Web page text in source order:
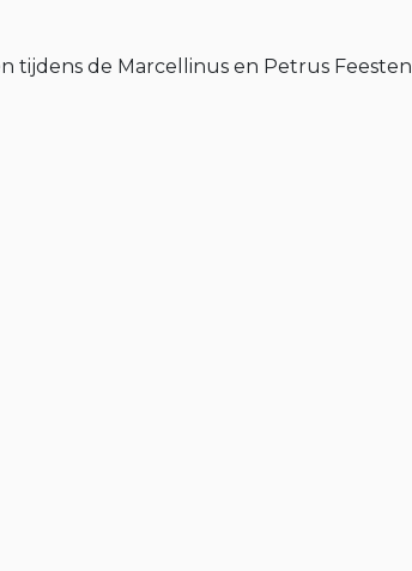
tijdens de Marcellinus en Petrus Feesten